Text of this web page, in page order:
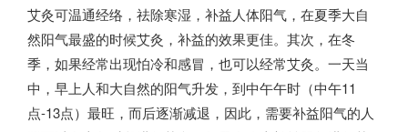
艾灸可温通经络，祛除寒湿，补益人体阳气，在夏季大自
然阳气最盛的时候艾灸，补益的效果更佳。其次，在冬
季，如果经常出现怕冷和感冒，也可以经常艾灸。一天当
中，早上人和大自然的阳气升发，到中午午时（中午11
点-13点）最旺，而后逐渐减退，因此，需要补益阳气的人